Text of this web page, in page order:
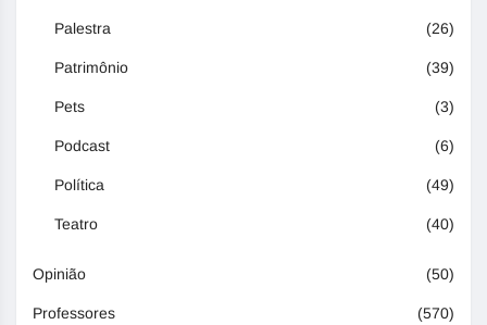
Palestra (26)
Patrimônio (39)
Pets (3)
Podcast (6)
Política (49)
Teatro (40)
Opinião (50)
Professores (570)